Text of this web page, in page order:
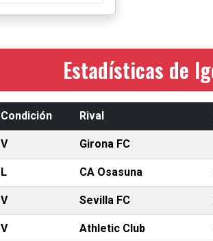
Estadísticas de
Condición Rival
V Girona FC
L CA Osasuna
V Sevilla FC
V Athletic Club